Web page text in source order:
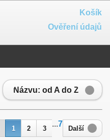
Košík
Ověření údajů
Názvu: od A do Z
1 2 3
...7
Další